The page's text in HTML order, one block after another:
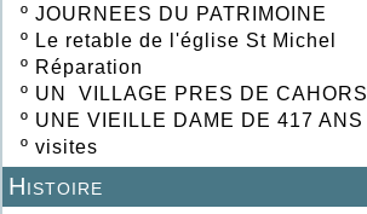
º JOURNEES DU PATRIMOINE
º Le retable de l'église St Michel
º Réparation
º UN VILLAGE PRES DE CAHORS
º UNE VIEILLE DAME DE 417 ANS
º visites
Histoire